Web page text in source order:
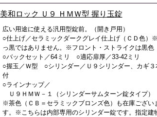
美和ロック Ｕ９ ＨＭＷ型 握り玉錠
広い用途に使える汎用型錠前。（開き戸用）
○仕上げ／セラミックダークグレイ仕上げ（ＣＤ色）
っ黒ではありません。※フロント・ストライクは黒色
○バックセット／64ミリ ○適応扉厚／33-42ミリ
○握玉／Ｗ型 ○シリンダー／Ｕ９シリンダー、カギ３
付
○ラインナップ／
Ｕ９ＨＭＷ－１（シリンダーサムターン錠タイプ）
※茶色（ＣＢ＝セラミックブロンズ色）も在庫ござい
す。※こちらは内部専用のシリンダー錠です。指定建